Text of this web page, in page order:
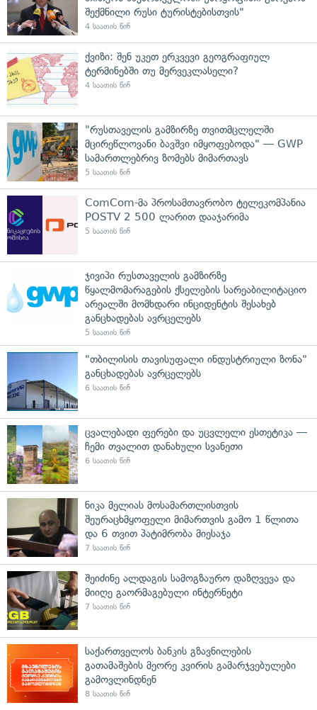
შექმნილი რუსი ტურისტებისთვის"
4 საათის წინ
ქვიზი: შენ უკეთ ერკვევი გეოგრაფიულ
ტერმინებში თუ მერვეკლასელი?
4 საათის წინ
"რუსთაველის გამზირზე თვითმცლელში
მცირეწლოვანი ბავშვი იმყოფებოდა" — GWP
სამართლებრივ ზომებს მიმართავს
5 საათის წინ
ComCom-მა პროსამთავრობო ტელეკომპანია
POSTV 2 500 ლარით დააჯარიმა
5 საათის წინ
ჯივიპი რუსთაველის გამზირზე
წყალმომარაგების ქსელების სარეაბილიტაციო
არეალში მომხდარი ინციდენტის შესახებ
განცხადებას ავრცელებს
5 საათის წინ
"თბილისის თავისუფალი ინდუსტრიული ზონა"
განცხადებას ავრცელებს
6 საათის წინ
ცვალებადი ფერები და უცვლელი ესთეტიკა —
ჩემი თვალით დანახული სვანეთი
6 საათის წინ
ნიკა მელიას მოსამართლისთვის
შეურაცხმყოფელი მიმართვის გამო 1 წლითა
და 6 თვით პატიმრობა მიესაჯა
7 საათის წინ
შეიძინე ალდაგის სამოგზაურო დაზღვევა და
მიიღე გაორმაგებული ინტერნეტი
7 საათის წინ
საქართველოს ბანკის გზავნილების
გათამაშების მეორე კვირის გამარჯვებულები
გამოვლინდნენ
8 საათის წინ